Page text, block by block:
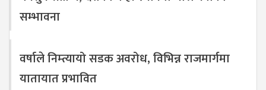
सम्भावना
वर्षाले निम्त्यायो सडक अवरोध, विभिन्न राजमार्गमा
यातायात प्रभावित